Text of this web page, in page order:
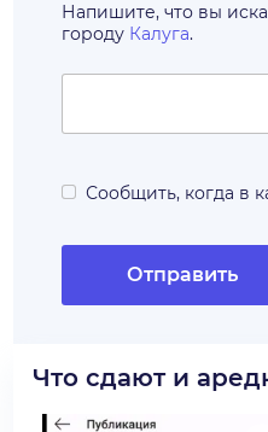
Напишите, что вы
городу Калуга.
Сообщить, когда в
Отправить
Что сдают и